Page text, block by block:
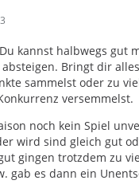
kannst halbwegs gut
Bringt dir
sammelst oder zu
versemmelst.
noch kein Spiel
wird sind gleich gut
gingen trotzdem zu
gab es dann ein